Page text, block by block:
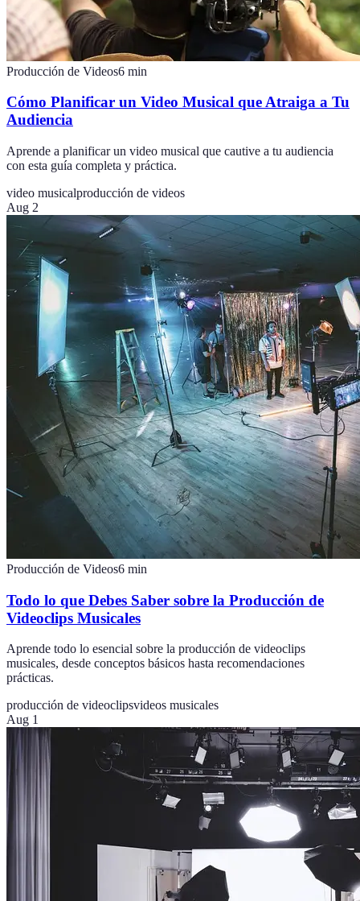
Producción de Videos6 min
Cómo Planificar un Video Musical que Atraiga a Tu
Audiencia
Aprende a planificar un video musical que cautive a tu audiencia
con esta guía completa y práctica.
video musicalproducción de videos
Aug 2
Producción de Videos6 min
Todo lo que Debes Saber sobre la Producción de
Videoclips Musicales
Aprende todo lo esencial sobre la producción de videoclips
musicales, desde conceptos básicos hasta recomendaciones
prácticas.
producción de videoclipsvideos musicales
Aug 1